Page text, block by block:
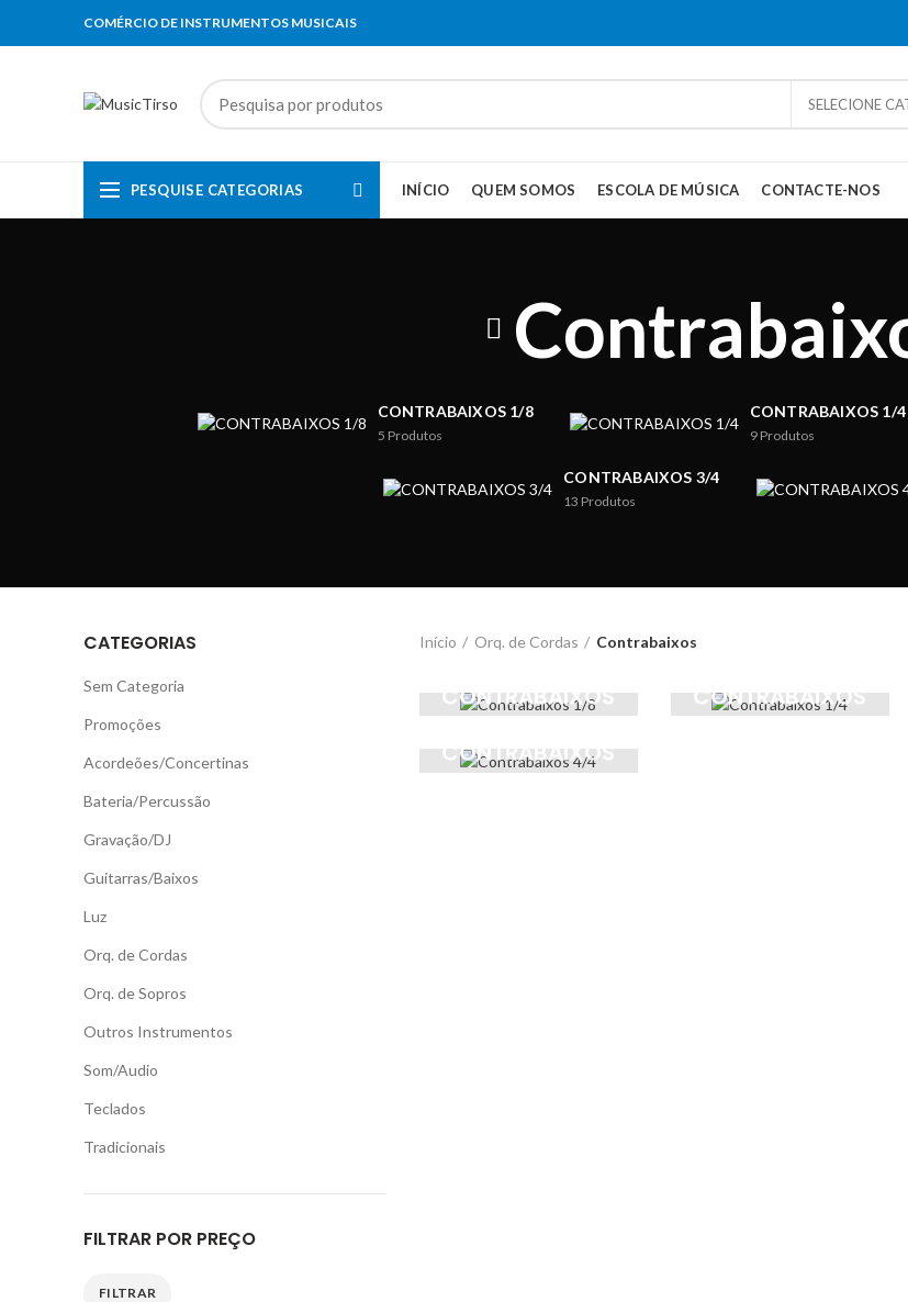
COMÉRCIO DE INSTRUMENTOS MUSICAIS
SELECIONE
PESQUISE CATEGORIAS INÍCIO QUEM SOMOS ESCOLA DE MÚSICA CONTACTE-NOS
CONTRABAIXOS 1/8
5 Produtos
CONTRABAIXOS 1/4
9 Produtos
CONTRABAIXOS 3/4
13 Produtos
CATEGORIAS
Sem Categoria
Promoções
Acordeões/Concertinas
Bateria/Percussão
Gravação/DJ
Guitarras/Baixos
Luz
Orq. de Cordas
Orq. de Sopros
Outros Instrumentos
Som/Audio
Teclados
Tradicionais
FILTRAR POR PREÇO
FILTRAR
Início Orq. de Cordas Contrabaixos
CONTRABAIXOS
CONTRABAIXOS
CONTRABAIXOS